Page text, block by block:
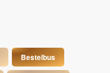
Bestelbus